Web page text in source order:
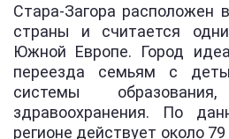
Стара-Загора расположен
страны и считается
Южной Европе. Город
переезда семьям с
системы образования,
здравоохранения. По
регионе действует около